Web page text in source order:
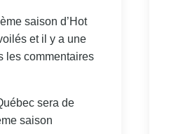
saison d’Hot
et il y a une
les commentaires
sera de
saison